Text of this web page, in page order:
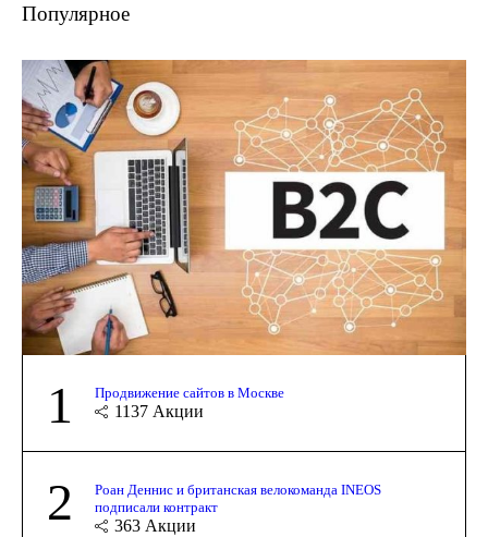
Популярное
1 Продвижение сайтов в Москве
1137 Акции
2
Роан Деннис и британская велокоманда INEOS
подписали контракт
363 Акции